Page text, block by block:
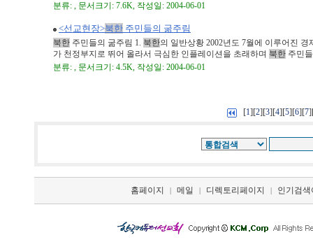
분류: , 문서크기: 7.6K, 작성일: 2004-06-01
<선교현장>북한 주민들의 굶주림
북한 주민들의 굶주림 1. 북한의 일반상황 2002년도 7월에 이루어진
가 천정부지로 뛰어 올라서 극심한 인플레이션을 초래하며 북한 주민
분류: , 문서크기: 4.5K, 작성일: 2004-06-01
[1][2][3][4][5][6][7
홈페이지 | 메일 | 디렉토리페이지 | 인기검색